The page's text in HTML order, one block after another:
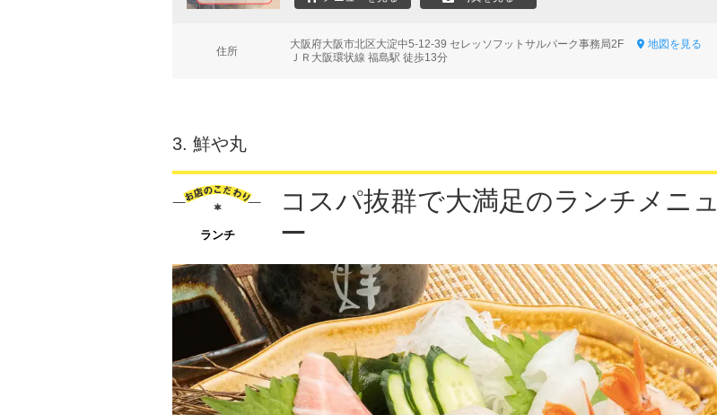
住所
大阪府大阪市北区大淀中5-12-39 セレッソフットサルパーク事務局2F
地図を見る
ＪＲ大阪環状線 福島駅 徒歩13分
3. 鮮や丸
ランチ
コスパ抜群で大満足のランチメニュ
ー